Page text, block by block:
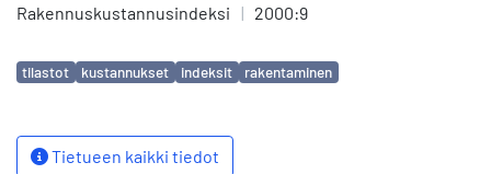
Rakennuskustannusindeksi | 2000:9
Avainsanat
tilastot kustannukset indeksit rakentaminen
Tietueen kaikki tiedot